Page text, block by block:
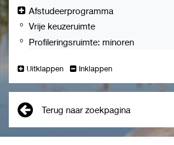
CanMEDS-rollen
1. Zorgverlener
2. Communicator
3. Samenwerkingspartner
handelt naar
de laatste stand van de
de reflectieve EBP-professional
5. Gezondheidsbevorderaar
Zorgverlener
Afstudeerprogramma
Vrije keuzeruimte
Profileringsruimte: minoren
Uitklappen Inklappen
Terug naar zoekpagina